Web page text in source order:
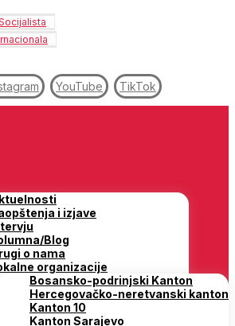
YouTube TikTok
i izjave
Blog
o nama
organizacije
Bosansko-podrinjski Kanton
Hercegovačko-neretvanski kanton
Kanton 10
Kanton Sarajevo